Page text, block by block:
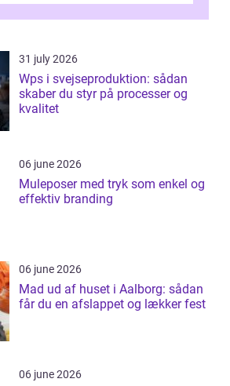
31 july 2026
Wps i svejseproduktion: sådan
skaber du styr på processer og
kvalitet
06 june 2026
Muleposer med tryk som enkel og
effektiv branding
06 june 2026
Mad ud af huset i Aalborg: sådan
får du en afslappet og lækker fest
06 june 2026